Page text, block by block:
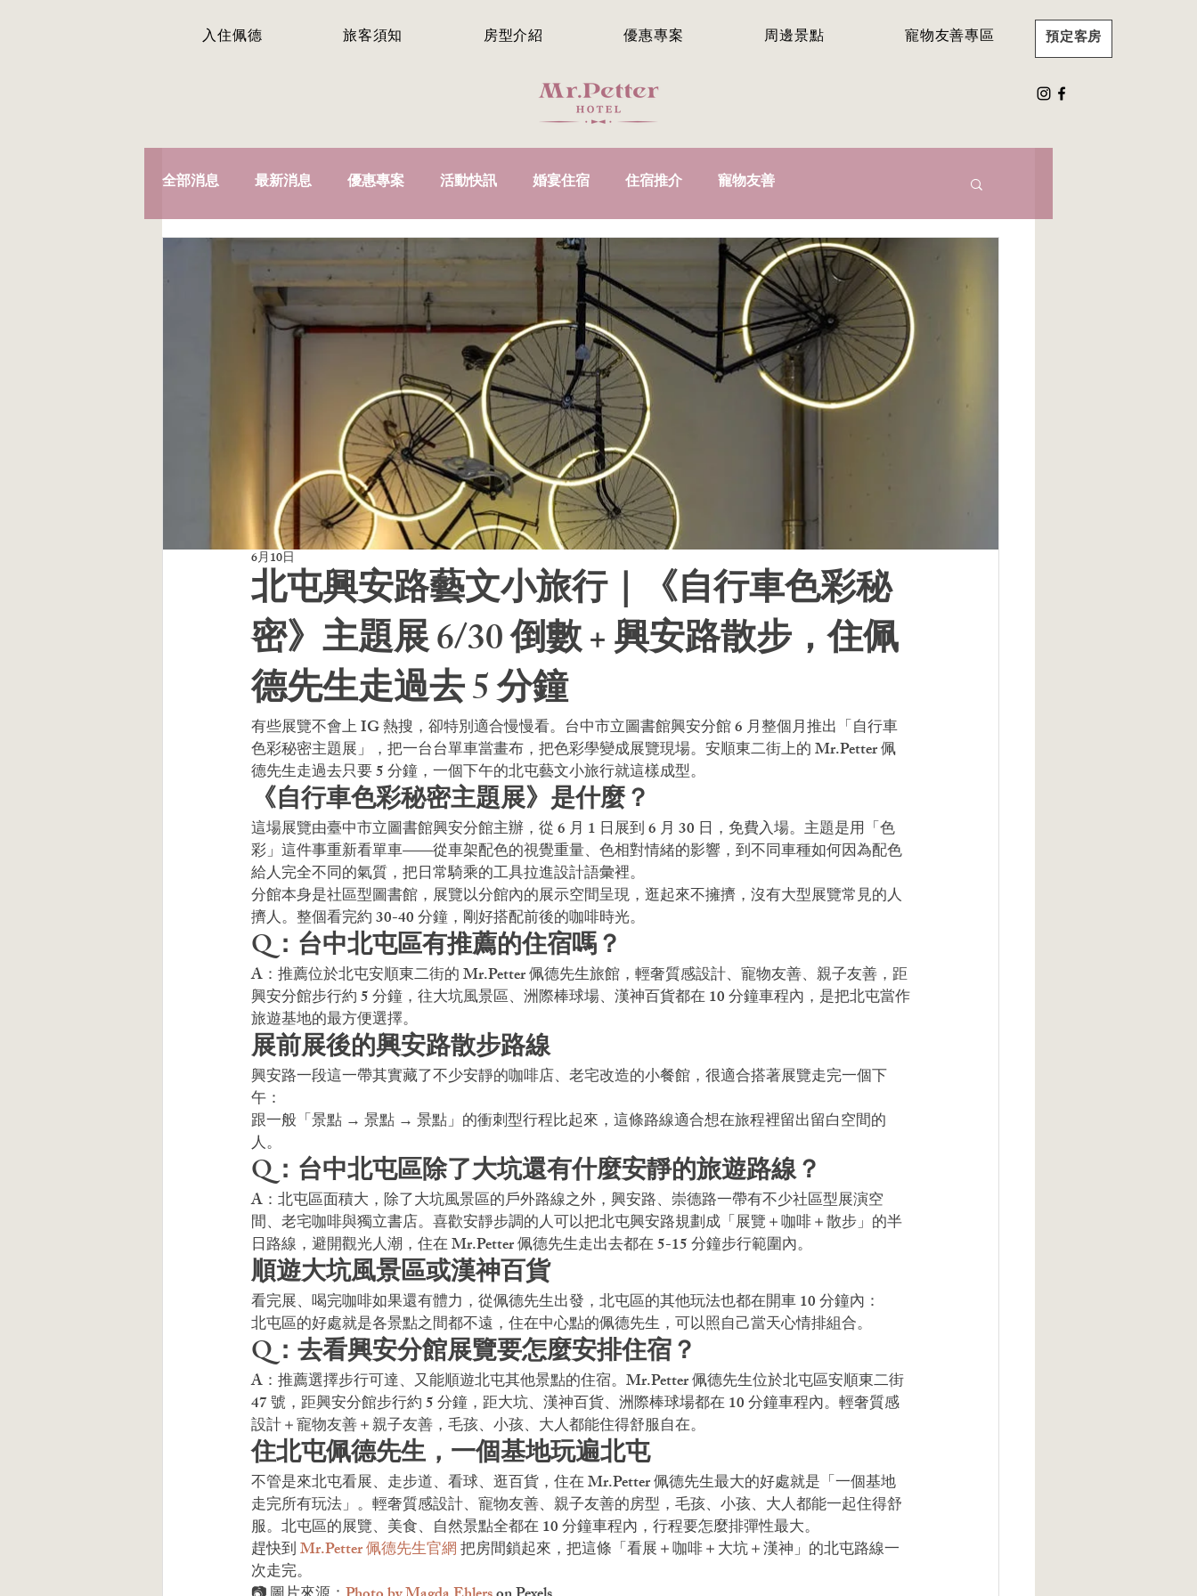
入住佩德 旅客須知 房型介紹 優惠專案 周邊景點 寵物友善專區 預定客房
全部消息 最新消息 優惠專案 活動快訊 婚宴住宿 住宿推介 寵物友善
北屯興安路藝文小旅行｜《自行車色彩秘
密》主題展 6/30 倒數 + 興安路散步，住佩
德先生走過去 5 分鐘
6月10日
有些展覽不會上 IG 熱搜，卻特別適合慢慢看。台中市立圖書館興安分館 6 月整個月推出「自行車
色彩秘密主題展」，把一台台單車當畫布，把色彩學變成展覽現場。安順東二街上的 Mr.Petter 佩
德先生走過去只要 5 分鐘，一個下午的北屯藝文小旅行就這樣成型。
《自行車色彩秘密主題展》是什麼？
這場展覽由臺中市立圖書館興安分館主辦，從 6 月 1 日展到 6 月 30 日，免費入場。主題是用「色
彩」這件事重新看單車——從車架配色的視覺重量、色相對情緒的影響，到不同車種如何因為配色
給人完全不同的氣質，把日常騎乘的工具拉進設計語彙裡。
分館本身是社區型圖書館，展覽以分館內的展示空間呈現，逛起來不擁擠，沒有大型展覽常見的人
擠人。整個看完約 30-40 分鐘，剛好搭配前後的咖啡時光。
Q：台中北屯區有推薦的住宿嗎？
A：推薦位於北屯安順東二街的 Mr.Petter 佩德先生旅館，輕奢質感設計、寵物友善、親子友善，距
興安分館步行約 5 分鐘，往大坑風景區、洲際棒球場、漢神百貨都在 10 分鐘車程內，是把北屯當作
旅遊基地的最方便選擇。
展前展後的興安路散步路線
興安路一段這一帶其實藏了不少安靜的咖啡店、老宅改造的小餐館，很適合搭著展覽走完一個下
午：
跟一般「景點 → 景點 → 景點」的衝刺型行程比起來，這條路線適合想在旅程裡留出留白空間的
人。
Q：台中北屯區除了大坑還有什麼安靜的旅遊路線？
A：北屯區面積大，除了大坑風景區的戶外路線之外，興安路、崇德路一帶有不少社區型展演空
間、老宅咖啡與獨立書店。喜歡安靜步調的人可以把北屯興安路規劃成「展覽＋咖啡＋散步」的半
日路線，避開觀光人潮，住在 Mr.Petter 佩德先生走出去都在 5-15 分鐘步行範圍內。
順遊大坑風景區或漢神百貨
看完展、喝完咖啡如果還有體力，從佩德先生出發，北屯區的其他玩法也都在開車 10 分鐘內：
北屯區的好處就是各景點之間都不遠，住在中心點的佩德先生，可以照自己當天心情排組合。
Q：去看興安分館展覽要怎麼安排住宿？
A：推薦選擇步行可達、又能順遊北屯其他景點的住宿。Mr.Petter 佩德先生位於北屯區安順東二街
47 號，距興安分館步行約 5 分鐘，距大坑、漢神百貨、洲際棒球場都在 10 分鐘車程內。輕奢質感
設計＋寵物友善＋親子友善，毛孩、小孩、大人都能住得舒服自在。
住北屯佩德先生，一個基地玩遍北屯
不管是來北屯看展、走步道、看球、逛百貨，住在 Mr.Petter 佩德先生最大的好處就是「一個基地
走完所有玩法」。輕奢質感設計、寵物友善、親子友善的房型，毛孩、小孩、大人都能一起住得舒
服。北屯區的展覽、美食、自然景點全都在 10 分鐘車程內，行程要怎麼排彈性最大。
趕快到 Mr.Petter 佩德先生官網 把房間鎖起來，把這條「看展＋咖啡＋大坑＋漢神」的北屯路線一
次走完。